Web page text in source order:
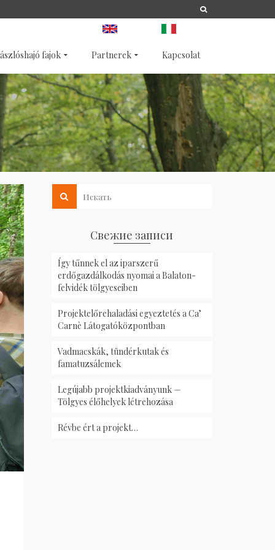
fajok Partnerek Kapcsolat
Свежие записи
Így tűnnek el az iparszerű
erdőgazdálkodás nyomai a Balaton-
felvidék tölgyeseiben
Projektelőrehaladási egyeztetés a Ca’
Carnè Látogatóközpontban
Vadmacskák, tündérkutak és
famatuzsálemek
Legújabb projektkiadványunk —
Tölgyes élőhelyek létrehozása
Révbe ért a projekt…